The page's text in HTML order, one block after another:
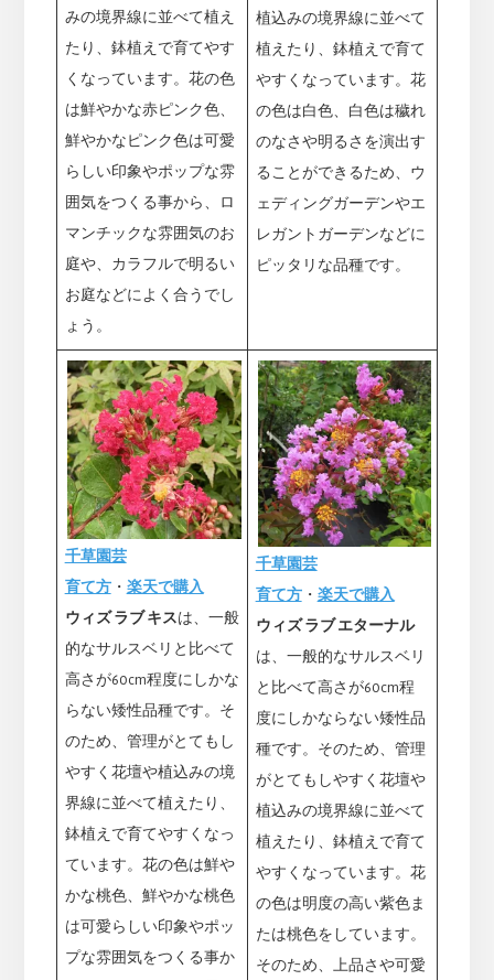
みの境界線に並べて植え
たり、鉢植えで育てやす
くなっています。花の色
は鮮やかな赤ピンク色、
鮮やかなピンク色は可愛
らしい印象やポップな雰
囲気をつくる事から、ロ
マンチックな雰囲気のお
庭や、カラフルで明るい
お庭などによく合うでし
ょう。
植込みの境界線に並べて
植えたり、鉢植えで育て
やすくなっています。花
の色は白色、白色は穢れ
のなさや明るさを演出す
ることができるため、ウ
ェディングガーデンやエ
レガントガーデンなどに
ピッタリな品種です。
千草園芸
育て方・ 楽天で購入
ウィズ ラブ キスは、一般
的なサルスベリと比べて
高さが60cm程度にしかな
らない矮性品種です。そ
のため、管理がとてもし
やすく花壇や植込みの境
界線に並べて植えたり、
鉢植えで育てやすくなっ
ています。花の色は鮮や
かな桃色、鮮やかな桃色
は可愛らしい印象やポッ
プな雰囲気をつくる事か
千草園芸
育て方・ 楽天で購入
ウィズ ラブ エターナル
は、一般的なサルスベリ
と比べて高さが60cm程
度にしかならない矮性品
種です。そのため、管理
がとてもしやすく花壇や
植込みの境界線に並べて
植えたり、鉢植えで育て
やすくなっています。花
の色は明度の高い紫色ま
たは桃色をしています。
そのため、上品さや可愛